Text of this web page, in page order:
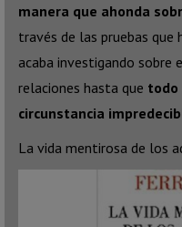
manera que ahonda
través de las pruebas
acaba investigando sobre
relaciones hasta que todo
circunstancia
La vida mentirosa de los